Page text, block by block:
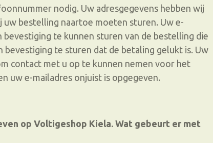
nodig. Uw adresgegevens hebben wij
bestelling naartoe moeten sturen. Uw e-
bevestiging te kunnen sturen van de bestelling die
bevestiging te sturen dat de betaling gelukt is. Uw
contact met u op te kunnen nemen voor het
uw e-mailadres onjuist is opgegeven.
op Voltigeshop Kiela. Wat gebeurt er met